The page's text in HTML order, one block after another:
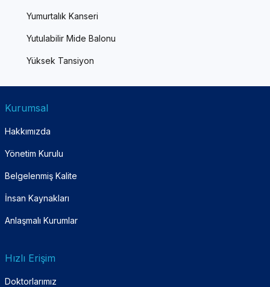
Yumurtalık Kanseri
Yutulabilir Mide Balonu
Yüksek Tansiyon
Kurumsal
Hakkımızda
Yönetim Kurulu
Belgelenmiş Kalite
İnsan Kaynakları
Anlaşmalı Kurumlar
Hızlı Erişim
Doktorlarımız